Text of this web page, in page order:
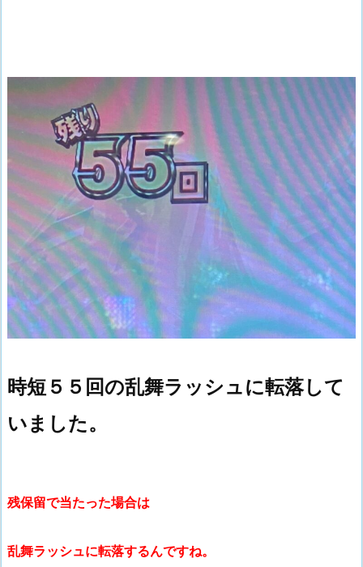
時短５５回の乱舞ラッシュに転落して
いました。
残保留で当たった場合は
乱舞ラッシュに転落するんですね。